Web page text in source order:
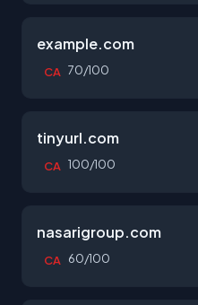
example.com
CA 70/100
tinyurl.com
CA 100/100
nasarigroup.com
CA 60/100